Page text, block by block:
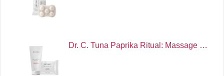
Dr. C. Tuna Paprika Ritual: Massage …